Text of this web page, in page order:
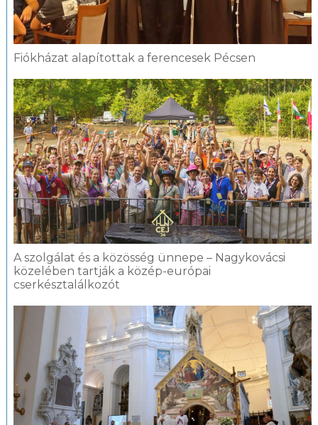
Fiókházat alapítottak a ferencesek Pécsen
A szolgálat és a közösség ünnepe – Nagykovácsi
közelében tartják a közép-európai
cserkésztalálkozót